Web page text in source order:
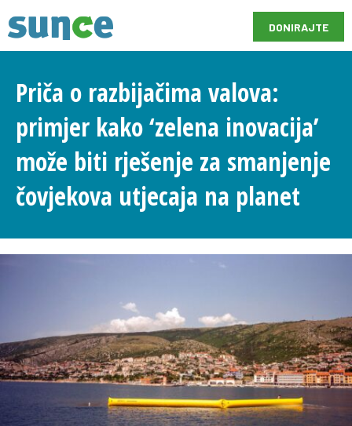
DONIRAJTE
Priča o razbijačima valova:
primjer kako ‘zelena inovacija’
može biti rješenje za smanjenje
čovjekova utjecaja na planet